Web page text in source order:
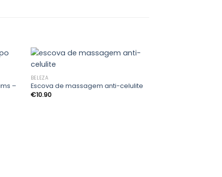
–
Adicionar
BELEZA
Escova de massagem anti-celulite
€10.90